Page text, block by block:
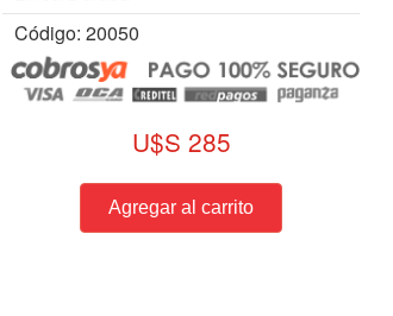
Código: 20050
U$S 285